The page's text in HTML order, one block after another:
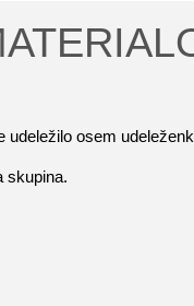
osem
skupina.